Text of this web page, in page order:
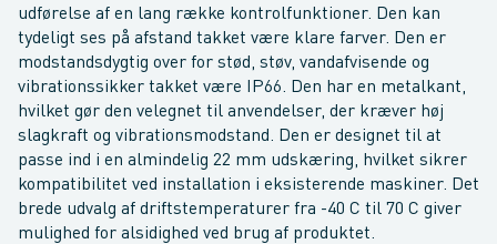
udførelse af en lang række kontrolfunktioner. Den kan
tydeligt ses på afstand takket være klare farver. Den er
modstandsdygtig over for stød, støv, vandafvisende og
vibrationssikker takket være IP66. Den har en metalkant,
hvilket gør den velegnet til anvendelser, der kræver høj
slagkraft og vibrationsmodstand. Den er designet til at
passe ind i en almindelig 22 mm udskæring, hvilket sikrer
kompatibilitet ved installation i eksisterende maskiner. Det
brede udvalg af driftstemperaturer fra -40 C til 70 C giver
mulighed for alsidighed ved brug af produktet.